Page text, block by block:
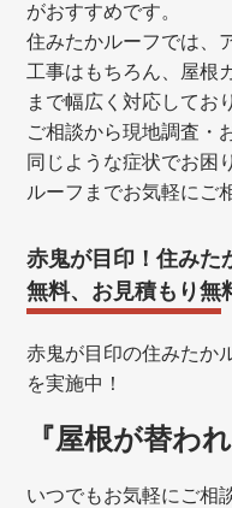
がおすすめです。
住みたかルーフでは、
工事はもちろん、屋根
まで幅広く対応してお
ご相談から現地調査・
同じような症状でお困
ルーフまでお気軽にご
赤鬼が目印！住みた
無料、お見積もり無
赤鬼が目印の住みたか
を実施中！
『屋根が替わ
いつでもお気軽にご相